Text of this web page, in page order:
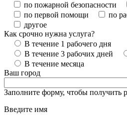
по пожарной безопасности
по первой помощи
по
другое
Как срочно нужна услуга?
В течение 1 рабочего дня
В течение 3 рабочих дней
В течение месяца
Ваш город
Заполните форму, чтобы получить
Введите имя